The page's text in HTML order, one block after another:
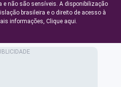
e não são sensíveis. A disponibilização
brasileira e o direito de acesso à
informações, Clique aqui.